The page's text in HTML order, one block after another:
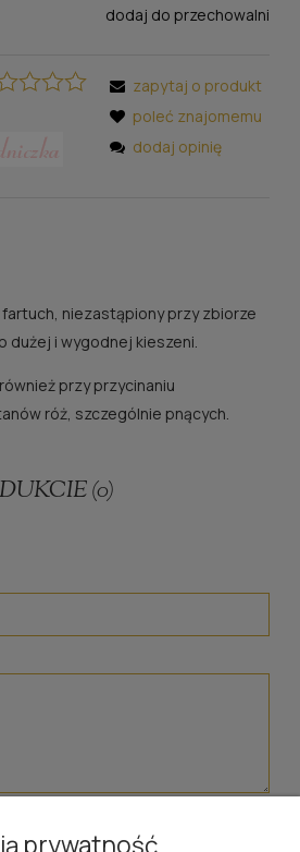
dodaj do przechowalni
zapytaj o produkt
poleć znajomemu
dodaj opinię
niezastąpiony przy zbiorze
dużej i wygodnej kieszeni.
przy przycinaniu
róż, szczególnie pnących.
(0)
prywatność